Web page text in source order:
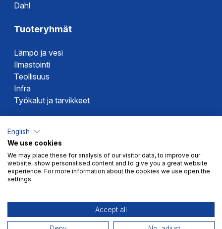
Dahl
Tuoteryhmät
Lämpö ja vesi
Ilmastointi
Teollisuus
Infra
Työkalut ja tarvikkeet
Altech
Alterna
Novipro
Votec
English
We use cookies
We may place these for analysis of our visitor data, to improve our
website, show personalised content and to give you a great website
experience. For more information about the cookies we use open the
settings.
Accept all